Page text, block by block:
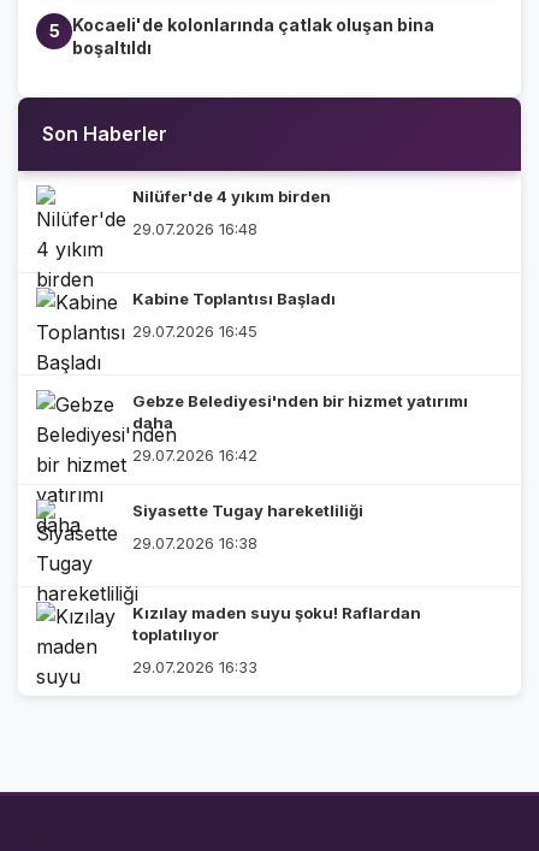
5
Kocaeli'de kolonlarında çatlak oluşan bina
boşaltıldı
Son Haberler
Nilüfer'de 4 yıkım birden
29.07.2026 16:48
Kabine Toplantısı Başladı
29.07.2026 16:45
Gebze Belediyesi'nden bir hizmet yatırımı
daha
29.07.2026 16:42
Siyasette Tugay hareketliliği
29.07.2026 16:38
Kızılay maden suyu şoku! Raflardan
toplatılıyor
29.07.2026 16:33